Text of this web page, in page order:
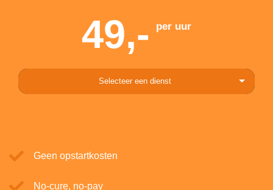
49,- per uur
Selecteer een dienst
Geen opstartkosten
No-cure, no-pay